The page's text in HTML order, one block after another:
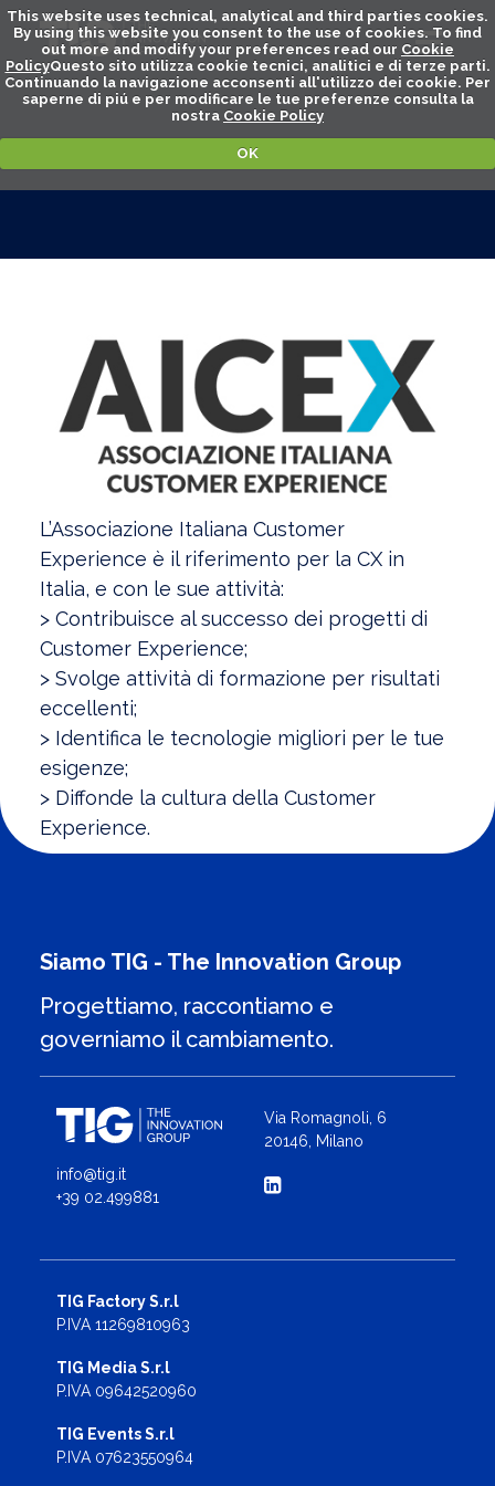
This website uses technical, analytical and third parties cookies.
By using this website you consent to the use of cookies. To find
out more and modify your preferences read our Cookie
PolicyQuesto sito utilizza cookie tecnici, analitici e di terze parti.
Continuando la navigazione acconsenti all'utilizzo dei cookie. Per
saperne di piú e per modificare le tue preferenze consulta la
nostra Cookie Policy
OK
L’Associazione Italiana Customer
Experience è il riferimento per la CX in
Italia, e con le sue attività:
> Contribuisce al successo dei progetti di
Customer Experience;
> Svolge attività di formazione per risultati
eccellenti;
> Identifica le tecnologie migliori per le tue
esigenze;
> Diffonde la cultura della Customer
Experience.
Siamo TIG - The Innovation Group
Progettiamo, raccontiamo e
governiamo il cambiamento.
info@tig.it
+39 02.499881
Via Romagnoli, 6
20146, Milano
TIG Factory S.r.l
P.IVA 11269810963
TIG Media S.r.l
P.IVA 09642520960
TIG Events S.r.l
P.IVA 07623550964